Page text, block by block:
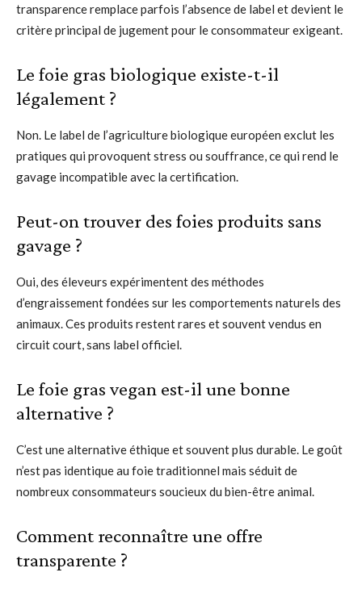
transparence remplace parfois l’absence de label et devient le
critère principal de jugement pour le consommateur exigeant.
Le foie gras biologique existe-t-il
légalement ?
Non. Le label de l’agriculture biologique européen exclut les
pratiques qui provoquent stress ou souffrance, ce qui rend le
gavage incompatible avec la certification.
Peut-on trouver des foies produits sans
gavage ?
Oui, des éleveurs expérimentent des méthodes
d’engraissement fondées sur les comportements naturels des
animaux. Ces produits restent rares et souvent vendus en
circuit court, sans label officiel.
Le foie gras vegan est-il une bonne
alternative ?
C’est une alternative éthique et souvent plus durable. Le goût
n’est pas identique au foie traditionnel mais séduit de
nombreux consommateurs soucieux du bien-être animal.
Comment reconnaître une offre
transparente ?